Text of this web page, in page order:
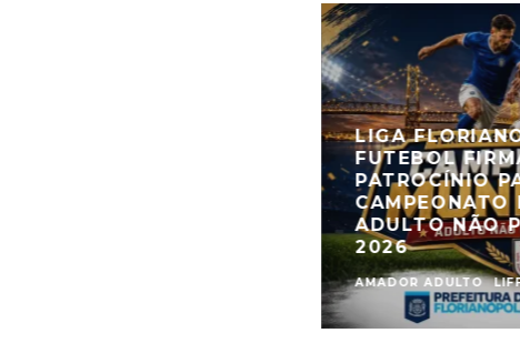
LIGA
FUTEBOL
PATROCÍNIO
CAMPEONATO
ADULTO NÃO
2026
AMADOR ADULTO